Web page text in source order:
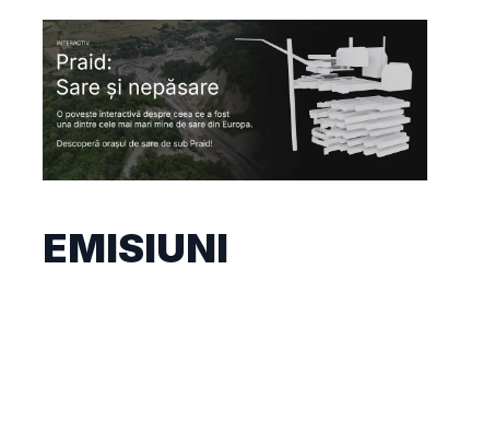
EMISIUNI